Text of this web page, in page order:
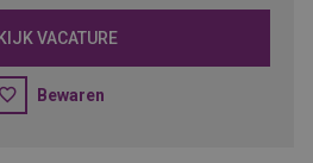
VACATURE
Bewaren